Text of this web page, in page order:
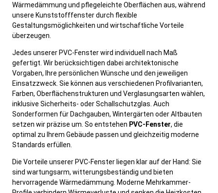
Wärmedämmung und pflegeleichte Oberflächen aus, während
unsere Kunststofffenster durch flexible
Gestaltungsmöglichkeiten und wirtschaftliche Vorteile
überzeugen.
Jedes unserer PVC-Fenster wird individuell nach Maß
gefertigt. Wir berücksichtigen dabei architektonische
Vorgaben, Ihre persönlichen Wünsche und den jeweiligen
Einsatzzweck. Sie können aus verschiedenen Profilvarianten,
Farben, Oberflächenstrukturen und Verglasungsarten wählen,
inklusive Sicherheits- oder Schallschutzglas. Auch
Sonderformen für Dachgauben, Wintergärten oder Altbauten
setzen wir präzise um. So entstehen PVC-Fenster, die
optimal zu Ihrem Gebäude passen und gleichzeitig moderne
Standards erfüllen.
Die Vorteile unserer PVC-Fenster liegen klar auf der Hand: Sie
sind wartungsarm, witterungsbeständig und bieten
hervorragende Wärmedämmung. Moderne Mehrkammer-